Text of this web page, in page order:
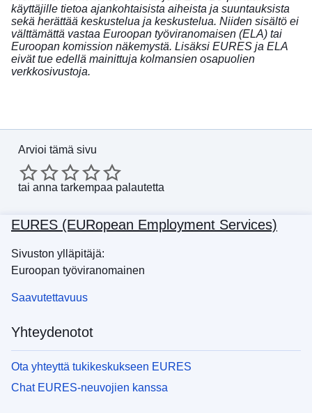
käyttäjille tietoa ajankohtaisista aiheista ja suuntauksista
sekä herättää keskustelua ja keskustelua. Niiden sisältö ei
välttämättä vastaa Euroopan työviranomaisen (ELA) tai
Euroopan komission näkemystä. Lisäksi EURES ja ELA
eivät tue edellä mainittuja kolmansien osapuolien
verkkosivustoja.
Arvioi tämä sivu
tai anna tarkempaa palautetta
EURES (EURopean Employment Services)
Sivuston ylläpitäjä:
Euroopan työviranomainen
Saavutettavuus
Yhteydenotot
Ota yhteyttä tukikeskukseen EURES
Chat EURES-neuvojien kanssa